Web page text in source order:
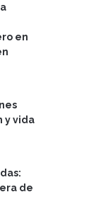
en
y vida
de